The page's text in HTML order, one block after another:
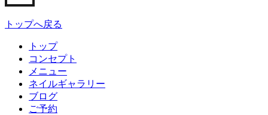
トップへ戻る
トップ
コンセプト
メニュー
ネイルギャラリー
ブログ
ご予約